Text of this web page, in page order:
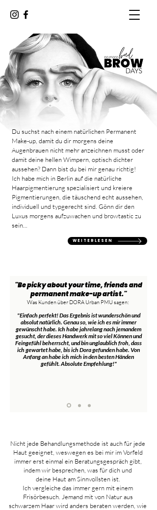
Du suchst nach einem natürlichen Permanent
Make-up, damit du dir morgens deine
Augenbrauen nicht mehr anzeichnen musst oder
damit deine hellen Wimpern, optisch dichter
aussehen? Dann bist du bei mir genau richtig!
Ich habe mich in Berlin auf die natürliche
Haarpigmentierung spezialisiert und kreiere
Pigmentierungen, die täuschend echt aussehen,
individuell und typgerecht sind. Gönn dir den
Luxus morgens aufzuwachen und browtastic zu
sein...
WEITERLESEN
"Be picky about your time, friends and
permanent make-up artist."
Was Kunden über DORA Urban PMU sagen:
"Einfach perfekt! Das Ergebnis ist wunderschön und
absolut natürlich. Genau so, wie ich es mir immer
gewünscht habe. Ich habe jahrelang nach jemandem
gesucht, der dieses Handwerk mit so viel Können und
Feingefühl beherrscht, und bin unglaublich froh, dass
ich gewartet habe, bis ich Dora gefunden habe. Von
Anfang an habe ich mich in den besten Händen
gefühlt. Absolute Empfehlung!"
Nicht jede Behandlungsmethode ist auch für jede
Haut geeignet, weswegen es bei mir im Vorfeld
immer erst einmal ein Beratungsgespräch gibt,
indem wir besprechen, was für dich und
deine Haut am Sinnvollsten ist.
Ich vergleiche das immer gern mit einem
Frisörbesuch. Jemand mit von Natur aus
schwarzem Haar wird anders beraten werden, wie